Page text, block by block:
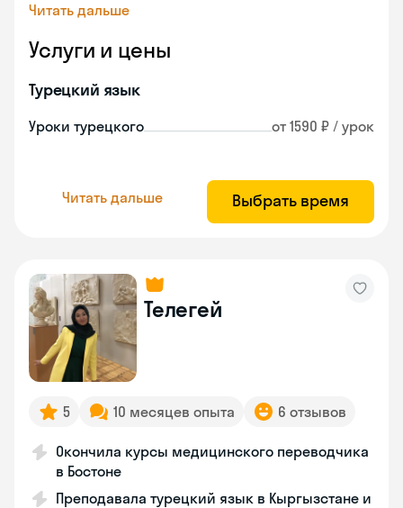
Читать дальше
Услуги и цены
Турецкий язык
Уроки турецкого от 1590 ₽ / урок
Читать дальше Выбрать время
Телегей
5 10 месяцев опыта 6 отзывов
Окончила курсы медицинского переводчика
в Бостоне
Преподавала турецкий язык в Кыргызстане и